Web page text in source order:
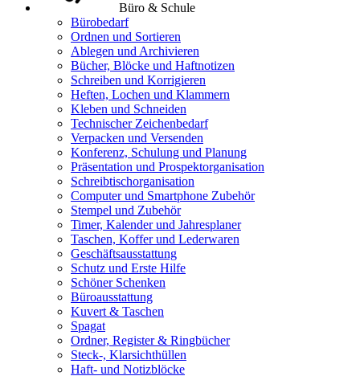
Büro & Schule
Bürobedarf
Ordnen und Sortieren
Ablegen und Archivieren
Bücher, Blöcke und Haftnotizen
Schreiben und Korrigieren
Heften, Lochen und Klammern
Kleben und Schneiden
Technischer Zeichenbedarf
Verpacken und Versenden
Konferenz, Schulung und Planung
Präsentation und Prospektorganisation
Schreibtischorganisation
Computer und Smartphone Zubehör
Stempel und Zubehör
Timer, Kalender und Jahresplaner
Taschen, Koffer und Lederwaren
Geschäftsausstattung
Schutz und Erste Hilfe
Schöner Schenken
Büroausstattung
Kuvert & Taschen
Spagat
Ordner, Register & Ringbücher
Steck-, Klarsichthüllen
Haft- und Notizblöcke